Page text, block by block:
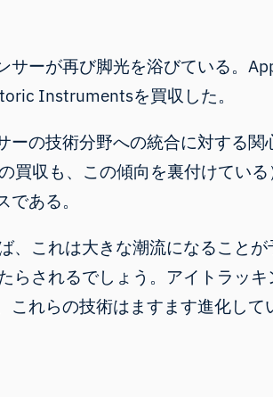
ーが再び脚光を浴びている。
Instrumentsを買収した。
の技術分野への統合に対する
買収 も、この傾向を裏付けてい
ある。
これは大きな潮流になること
されるでしょう。アイトラッ
れらの技術はますます進化して